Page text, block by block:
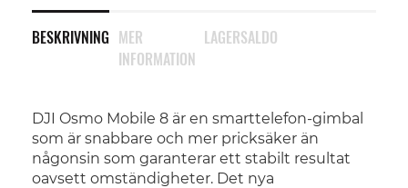
BESKRIVNING
DJI Osmo Mobile 8 är en smarttelefon-gimbal
som är snabbare och mer pricksäker än
någonsin som garanterar ett stabilt resultat
oavsett omständigheter. Det nya
MER
INFORMATION
LAGERSALDO